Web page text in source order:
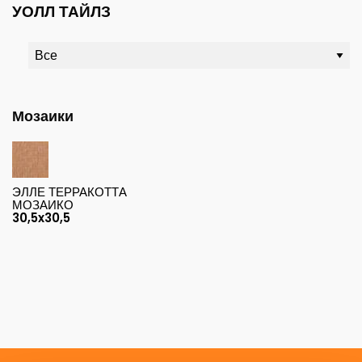
УОЛЛ ТАЙЛЗ
Мозаики
ЭЛЛЕ ТЕРРАКОТТА
МОЗАИКО
30,5x30,5